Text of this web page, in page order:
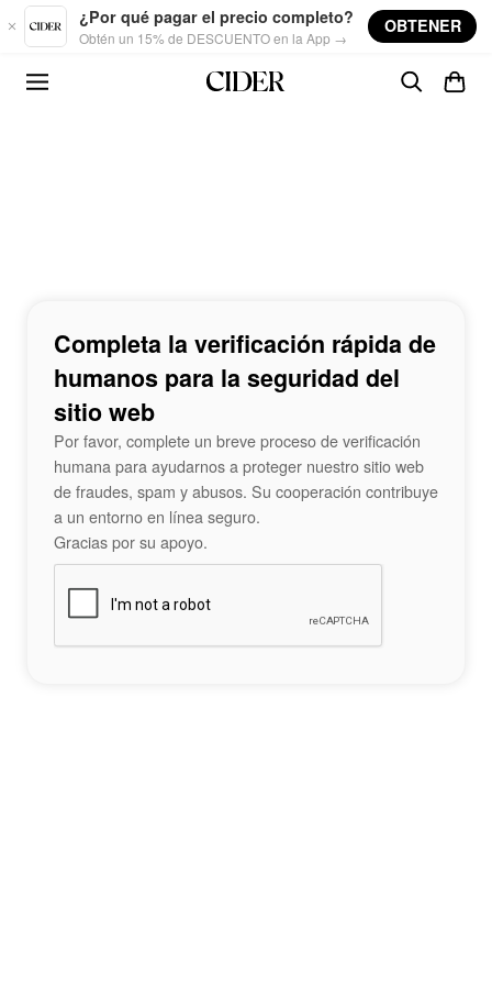
Skip to main content
¿Por qué pagar el precio completo?
Obtén un 15% de DESCUENTO en la App →
OBTENER
Completa la verificación rápida de
humanos para la seguridad del
sitio web
Por favor, complete un breve proceso de verificación
humana para ayudarnos a proteger nuestro sitio web
de fraudes, spam y abusos. Su cooperación contribuye
a un entorno en línea seguro.
Gracias por su apoyo.